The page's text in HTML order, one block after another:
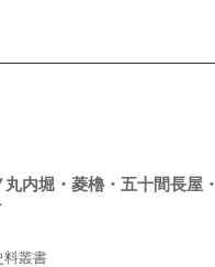
内堀・菱櫓・五十間長屋・
料叢書